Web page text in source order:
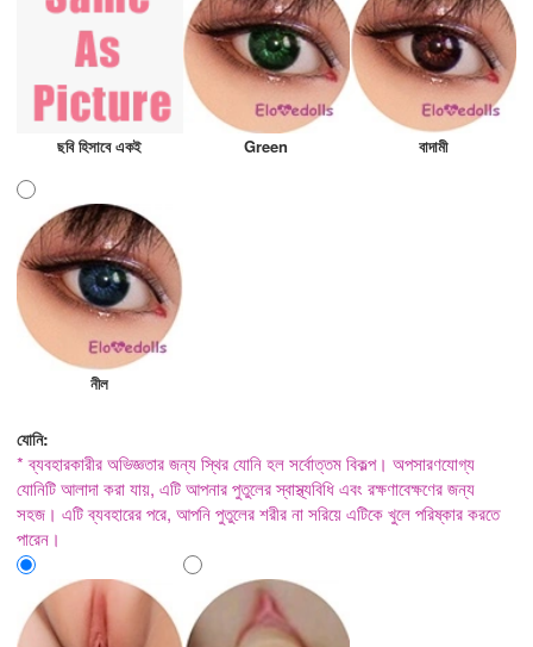
ছবি হিসাবে একই Green বাদামী
নীল
যোনি:
* ব্যবহারকারীর অভিজ্ঞতার জন্য স্থির যোনি হল সর্বোত্তম বিকল্প। অপসারণযোগ্য
যোনিটি আলাদা করা যায়, এটি আপনার পুতুলের স্বাস্থ্যবিধি এবং রক্ষণাবেক্ষণের জন্য
সহজ। এটি ব্যবহারের পরে, আপনি পুতুলের শরীর না সরিয়ে এটিকে খুলে পরিষ্কার করতে
পারেন।